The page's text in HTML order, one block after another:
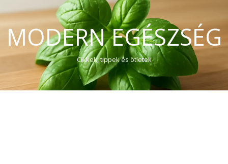
MODERN EGÉSZSÉG
Cikkek, tippek és ötletek